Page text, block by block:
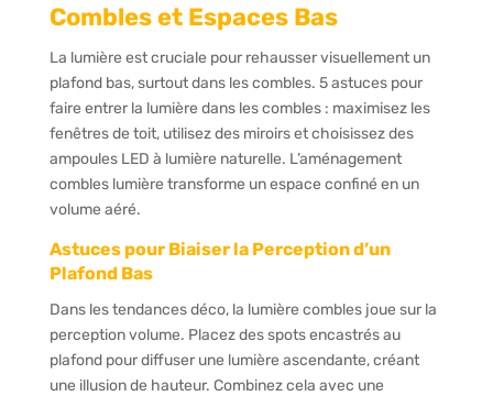
Combles et Espaces Bas
La lumière est cruciale pour rehausser visuellement un
plafond bas, surtout dans les combles. 5 astuces pour
faire entrer la lumière dans les combles : maximisez les
fenêtres de toit, utilisez des miroirs et choisissez des
ampoules LED à lumière naturelle. L’aménagement
combles lumière transforme un espace confiné en un
volume aéré.
Astuces pour Biaiser la Perception d’un
Plafond Bas
Dans les tendances déco, la lumière combles joue sur la
perception volume. Placez des spots encastrés au
plafond pour diffuser une lumière ascendante, créant
une illusion de hauteur. Combinez cela avec une